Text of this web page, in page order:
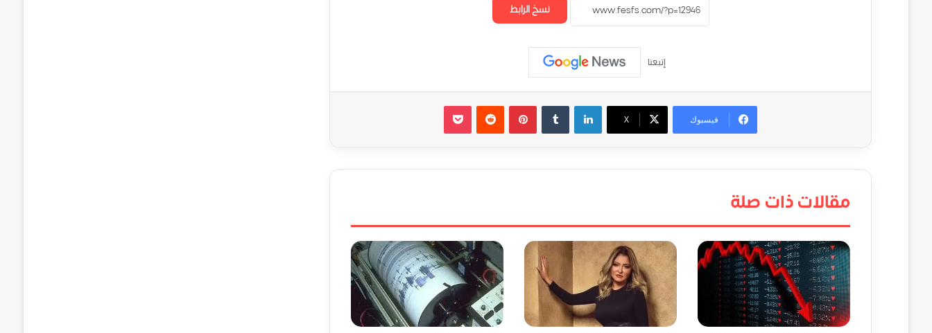
نسخ الرابط
إتبعنا
فيسبوك ‫X
لينكدإن ‏Tumblr بينتيريست ‏Reddit
‫Pocket
مقالات ذات صلة